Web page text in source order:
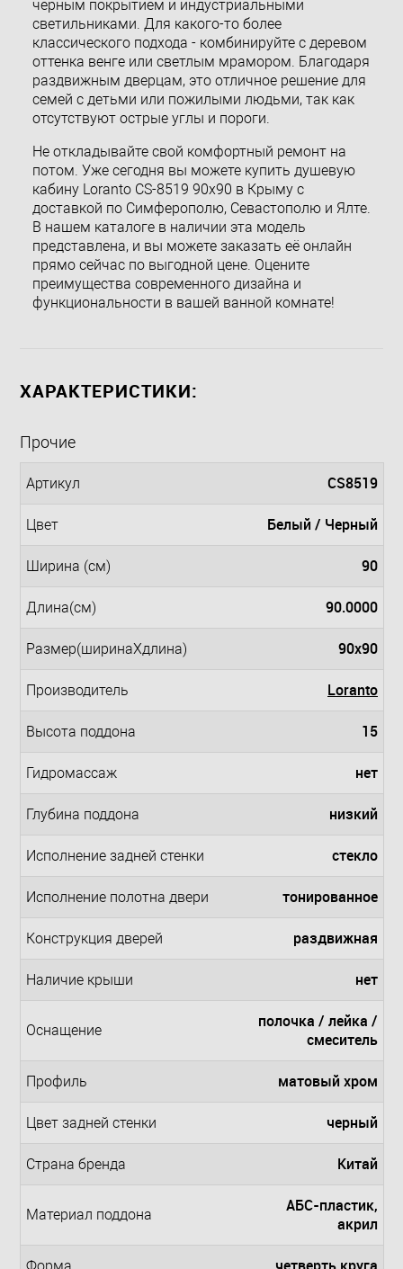
черным покрытием и индустриальными
светильниками. Для какого-то более
классического подхода - комбинируйте с деревом
оттенка венге или светлым мрамором. Благодаря
раздвижным дверцам, это отличное решение для
семей с детьми или пожилыми людьми, так как
отсутствуют острые углы и пороги.
Не откладывайте свой комфортный ремонт на
потом. Уже сегодня вы можете купить душевую
кабину Loranto CS-8519 90х90 в Крыму с
доставкой по Симферополю, Севастополю и Ялте.
В нашем каталоге в наличии эта модель
представлена, и вы можете заказать её онлайн
прямо сейчас по выгодной цене. Оцените
преимущества современного дизайна и
функциональности в вашей ванной комнате!
ХАРАКТЕРИСТИКИ:
Прочие
Артикул CS8519
Цвет Белый / Черный
Ширина (см) 90
Длина(см) 90.0000
Размер(ширинаXдлина) 90x90
Производитель Loranto
Высота поддона 15
Гидромассаж нет
Глубина поддона низкий
Исполнение задней стенки стекло
Исполнение полотна двери тонированное
Конструкция дверей раздвижная
Наличие крыши нет
Оснащение
полочка / лейка /
смеситель
Профиль матовый хром
Цвет задней стенки черный
Страна бренда Китай
Материал поддона
АБС-пластик,
акрил